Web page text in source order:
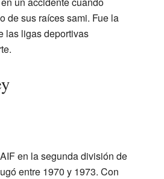
de sus raíces sami. Fue la
las ligas deportivas
en la segunda división de
entre 1970 y 1973. Con